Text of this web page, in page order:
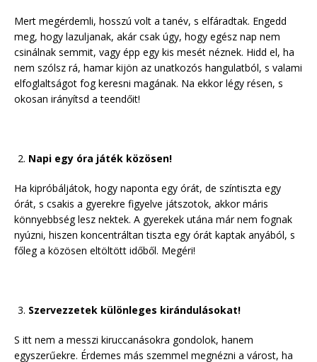
Mert megérdemli, hosszú volt a tanév, s elfáradtak. Engedd
meg, hogy lazuljanak, akár csak úgy, hogy egész nap nem
csinálnak semmit, vagy épp egy kis mesét néznek. Hidd el, ha
nem szólsz rá, hamar kijön az unatkozós hangulatból, s valami
elfoglaltságot fog keresni magának. Na ekkor légy résen, s
okosan irányítsd a teendőit!
Napi egy óra játék közösen!
Ha kipróbáljátok, hogy naponta egy órát, de színtiszta egy
órát, s csakis a gyerekre figyelve játszotok, akkor máris
könnyebbség lesz nektek. A gyerekek utána már nem fognak
nyúzni, hiszen koncentráltan tiszta egy órát kaptak anyából, s
főleg a közösen eltöltött időből. Megéri!
Szervezzetek különleges kirándulásokat!
S itt nem a messzi kiruccanásokra gondolok, hanem
egyszerűekre. Érdemes más szemmel megnézni a várost, ha